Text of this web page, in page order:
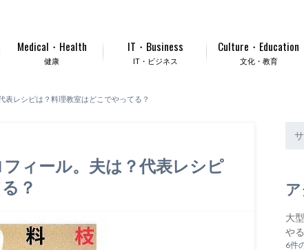
健康
Medical・Health
IT・ビジネス
IT・Business
文化・教育
Culture・Education
表レシピは？料理教室はどこでやってる？
ィール。夫は？代表レシピ
？
大
や
6件